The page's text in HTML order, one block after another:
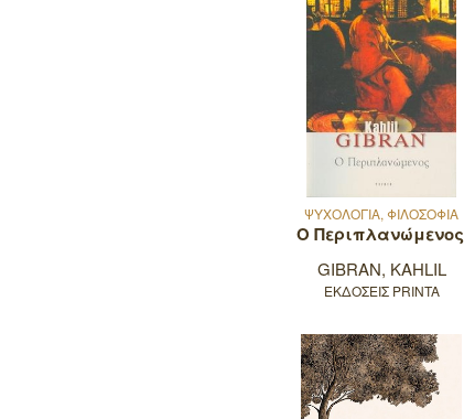
ΨΥΧΟΛΟΓΙΑ, ΦΙΛΟΣΟΦΙΑ
Ο Περιπλανώμενος
GIBRAN, KAHLIL
ΕΚΔΟΣΕΙΣ PRINTA